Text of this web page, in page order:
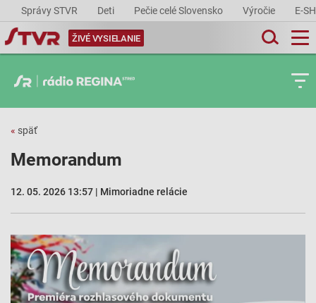
Správy STVR Deti Pečie celé Slovensko Výročie E-
ŽIVÉ VYSIELANIE
« späť
Memorandum
12. 05. 2026 13:57 | Mimoriadne relácie